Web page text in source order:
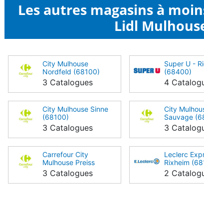
Les autres magasins à
Lidl
City Mulhouse
Nordfeld (68100)
3 Catalogues
Super U -
(68400)
4
City Mulhouse Sinne
(68100)
3 Catalogues
City
Sauvage
3
Carrefour City
Mulhouse Preiss
(68100)
3 Catalogues
Leclerc
Rixheim
2